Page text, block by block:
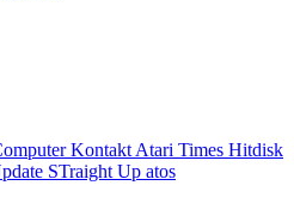
Kontakt Atari Times Hitdisk
STraight Up atos